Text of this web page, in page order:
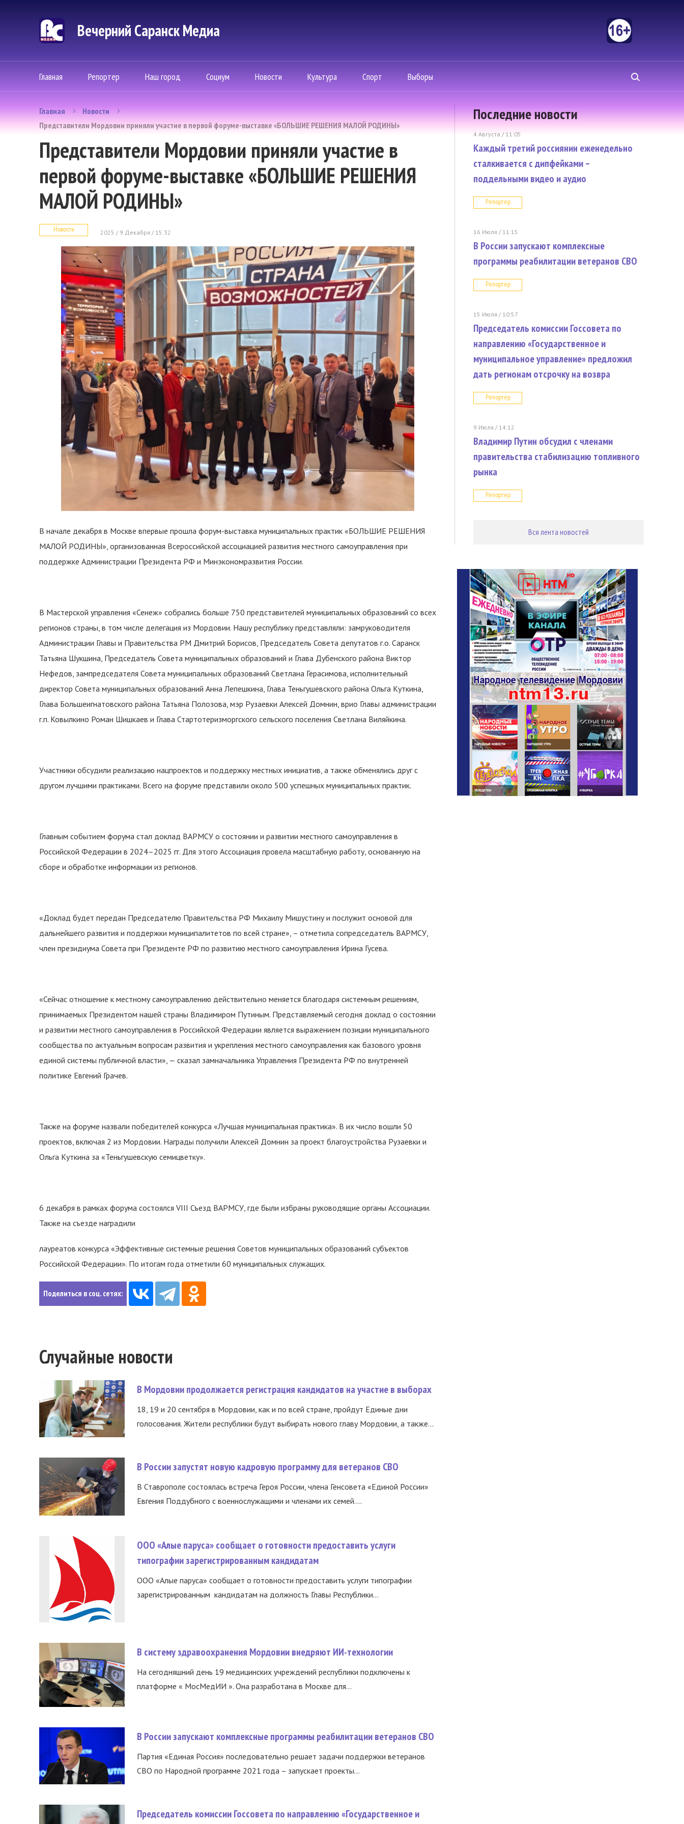
Вечерний Саранск Mедиа
Главная Репортер Наш город Социум Новости Культура Спорт Выборы
Главная
Новости
Представители Мордовии приняли участие в первой форуме-выставке «БОЛЬШИЕ РЕШЕНИЯ МАЛОЙ РОДИНЫ»
Представители Мордовии приняли участие в
первой форуме-выставке «БОЛЬШИЕ РЕШЕНИЯ
МАЛОЙ РОДИНЫ»
Новости 2025 / 9 Декабря / 15:32
В начале декабря в Москве впервые прошла форум-выставка муниципальных практик «БОЛЬШИЕ РЕШЕНИЯ
МАЛОЙ РОДИНЫ», организованная Всероссийской ассоциацией развития местного самоуправления при
поддержке Администрации Президента РФ и Минэкономразвития России.
В Мастерской управления «Сенеж» собрались больше 750 представителей муниципальных образований со всех
регионов страны, в том числе делегация из Мордовии. Нашу республику представляли: замруководителя
Администрации Главы и Правительства РМ Дмитрий Борисов, Председатель Совета депутатов г.о. Саранск
Татьяна Шукшина, Председатель Совета муниципальных образований и Глава Дубенского района Виктор
Нефедов, зампредседателя Совета муниципальных образований Светлана Герасимова, исполнительный
директор Совета муниципальных образований Анна Лепешкина, Глава Теньгушевского района Ольга Куткина,
Глава Большеигнатовского района Татьяна Полозова, мэр Рузаевки Алексей Домнин, врио Главы администрации
г.п. Ковылкино Роман Шишкаев и Глава Стартотеризморгского сельского поселения Светлана Виляйкина.
Участники обсудили реализацию нацпроектов и поддержку местных инициатив, а также обменялись друг с
другом лучшими практиками. Всего на форуме представили около 500 успешных муниципальных практик.
Главным событием форума стал доклад ВАРМСУ о состоянии и развитии местного самоуправления в
Российской Федерации в 2024–2025 гг. Для этого Ассоциация провела масштабную работу, основанную на
сборе и обработке информации из регионов.
«Доклад будет передан Председателю Правительства РФ Михаилу Мишустину и послужит основой для
дальнейшего развития и поддержки муниципалитетов по всей стране», – отметила сопредседатель ВАРМСУ,
член президиума Совета при Президенте РФ по развитию местного самоуправления Ирина Гусева.
«Сейчас отношение к местному самоуправлению действительно меняется благодаря системным решениям,
принимаемых Президентом нашей страны Владимиром Путиным. Представляемый сегодня доклад о состоянии
и развитии местного самоуправления в Российской Федерации является выражением позиции муниципального
сообщества по актуальным вопросам развития и укрепления местного самоуправления как базового уровня
единой системы публичной власти», — сказал замначальника Управления Президента РФ по внутренней
политике Евгений Грачев.
Также на форуме назвали победителей конкурса «Лучшая муниципальная практика». В их число вошли 50
проектов, включая 2 из Мордовии. Награды получили Алексей Домнин за проект благоустройства Рузаевки и
Ольга Куткина за «Теньгушевскую семицветку».
6 декабря в рамках форума состоялся VIII Съезд ВАРМСУ, где были избраны руководящие органы Ассоциации.
Также на съезде наградили
лауреатов конкурса «Эффективные системные решения Советов муниципальных образований субъектов
Российской Федерации». По итогам года отметили 60 муниципальных служащих.
Поделиться в соц. сетях:
Случайные новости
В Мордовии продолжается регистрация кандидатов на участие в выборах
18, 19 и 20 сентября в Мордовии, как и по всей стране, пройдут Единые дни
голосования. Жители республики будут выбирать нового главу Мордовии, а также...
В России запустят новую кадровую программу для ветеранов СВО
В Ставрополе состоялась встреча Героя России, члена Генсовета «Единой России»
Евгения Поддубного с военнослужащими и членами их семей....
ООО «Алые паруса» сообщает о готовности предоставить услуги
типографии зарегистрированным кандидатам
ООО «Алые паруса» сообщает о готовности предоставить услуги типографии
зарегистрированным кандидатам на должность Главы Республики...
В систему здравоохранения Мордовии внедряют ИИ-технологии
На сегодняшний день 19 медицинских учреждений республики подключены к
платформе « МосМедИИ ». Она разработана в Москве для...
В России запускают комплексные программы реабилитации ветеранов СВО
Партия «Единая Россия» последовательно решает задачи поддержки ветеранов
СВО по Народной программе 2021 года – запускает проекты...
Председатель комиссии Госсовета по направлению «Государственное и
Последние новости
4 Августа / 11:05
Каждый третий россиянин еженедельно
сталкивается с дипфейками –
поддельными видео и аудио
Репортер
16 Июля / 11:15
В России запускают комплексные
программы реабилитации ветеранов СВО
Репортер
15 Июля / 10:57
Председатель комиссии Госсовета по
направлению «Государственное и
муниципальное управление» предложил
дать регионам отсрочку на возвра
Репортер
9 Июля / 14:12
Владимир Путин обсудил с членами
правительства стабилизацию топливного
рынка
Репортер
Вся лента новостей